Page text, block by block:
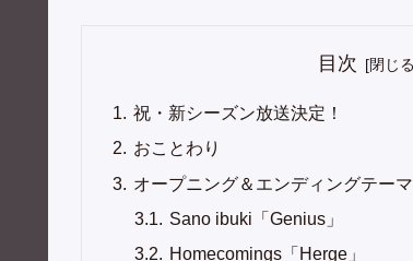
目次
祝・新シーズン放送決定！
おことわり
オープニング＆エンディングテーマ
Sano ibuki「Genius」
Homecomings「Herge」